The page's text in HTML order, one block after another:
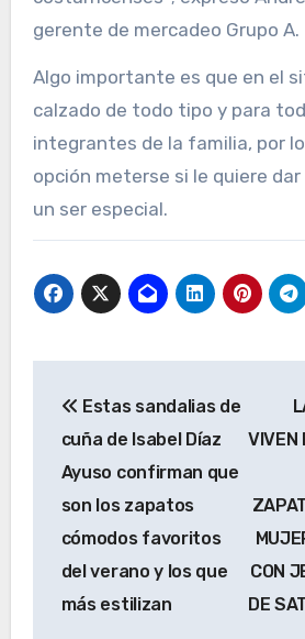
gerente de mercadeo Grupo A.
Algo importante es que en el
calzado de todo tipo y para
integrantes de la familia, por
opción meterse si le quiere
un ser especial.
de
entradas
Estas sandalias de
cuña de Isabel Díaz
Ayuso confirman que
son los zapatos
cómodos favoritos
del verano y los que
más estilizan
VIVEN
CON
DE